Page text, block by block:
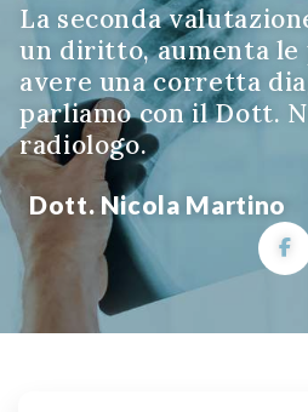
La seconda
un diritto, aumenta le
avere una corretta
parliamo con il Dott.
radiologo.
Dott. Nicola Martino